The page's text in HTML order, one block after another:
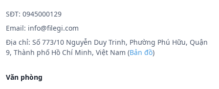
SĐT: 0945000129
Email: info@filegi.com
Địa chỉ: Số 773/10 Nguyễn Duy Trinh, Phường Phú Hữu, Quận
9, Thành phố Hồ Chí Minh, Việt Nam (Bản đồ)
Văn phòng